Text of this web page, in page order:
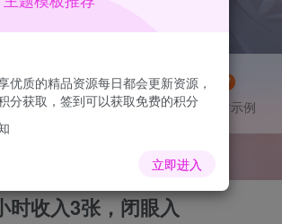
灵感来源 NEW
这是一个图标卡片示例
时收入3张，闭眼入
优质的精品资源每日都会更新资源，
分获取，签到可以获取免费的积分
立即进入